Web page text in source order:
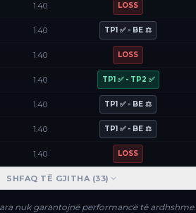
1.40 LOSS
1.40 TP1 ✅ - BE ⚖️
1.40 LOSS
1.40 TP1 ✅ - TP2 ✅
1.40 TP1 ✅ - BE ⚖️
1.40 TP1 ✅ - BE ⚖️
1.40 LOSS
SHFAQ TË GJITHA (33)
nuk garantojnë performancë të ardhshme.